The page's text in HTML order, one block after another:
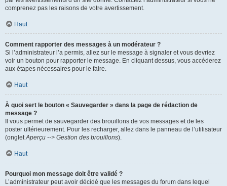
comprenez pas les raisons de votre avertissement.
Haut
Comment rapporter des messages à un modérateur ?
Si l’administrateur l’a permis, allez sur le message à signaler et vous devriez
voir un bouton pour rapporter le message. En cliquant dessus, vous accéderez
aux étapes nécessaires pour le faire.
Haut
À quoi sert le bouton « Sauvegarder » dans la page de rédaction de
message ?
Il vous permet de sauvegarder des brouillons de vos messages et de les
poster ultérieurement. Pour les recharger, allez dans le panneau de l’utilisateur
(ongletAperçu --> Gestion des brouillons).
Haut
Pourquoi mon message doit être validé ?
L’administrateur peut avoir décidé que les messages du forum dans lequel